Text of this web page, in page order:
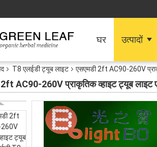
घर उत्पादों
T8 एलईडी ट्यूब लाइट एसएमडी 2ft AC90-260V
AC90-260V प्राकृतिक व्हाइट ट्यूब लाइट